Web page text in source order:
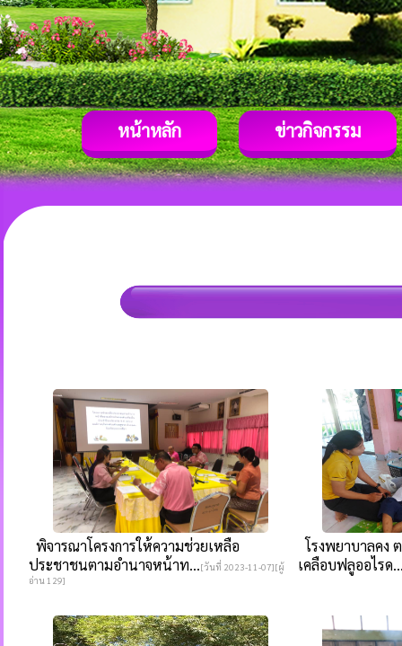
หน้าหลัก ข่าวกิจกรรม
พิจารณาโครงการให้ความช่วยเหลือ
ประชาชนตามอำนาจหน้าท...[วันที่ 2023-11-07][ผู้
อ่าน 129]
โรงพยาบาลคง
เคลือบฟลูออไรด